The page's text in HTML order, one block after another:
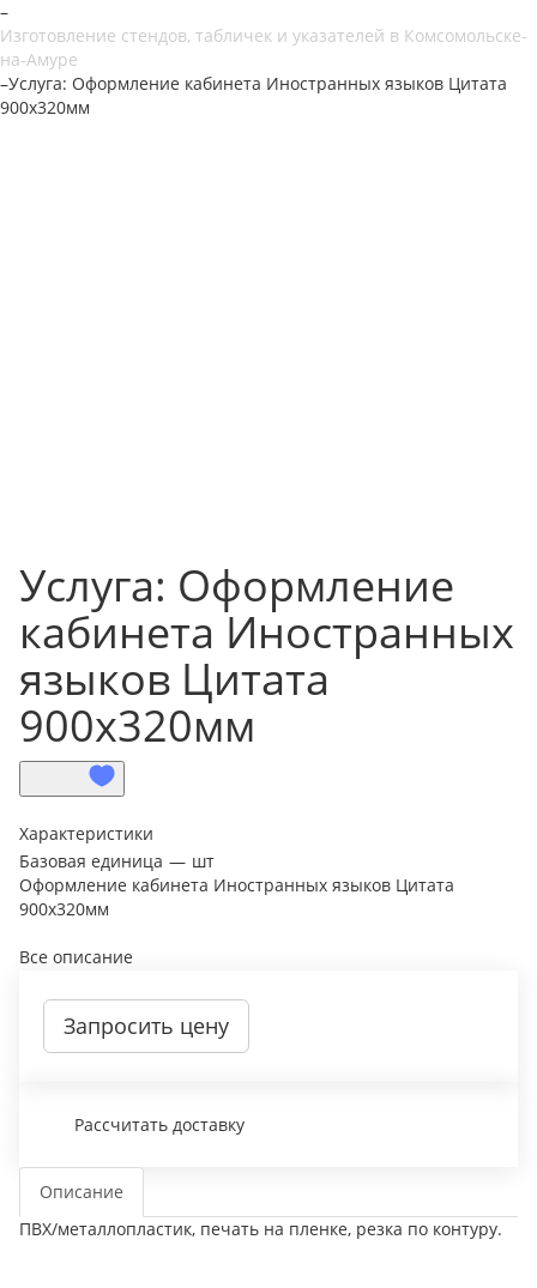
–
Изготовление стендов, табличек и указателей в Комсомольске-
на-Амуре
–Услуга: Оформление кабинета Иностранныx языков Цитата
900х320мм
Услуга: Оформление
кабинета Иностранныx
языков Цитата
900х320мм
Характеристики
Базовая единица — шт
Оформление кабинета Иностранныx языков Цитата
900х320мм
Все описание
Запросить цену
Рассчитать доставку
Описание
ПВХ/металлопластик, печать на пленке, резка по контуру.